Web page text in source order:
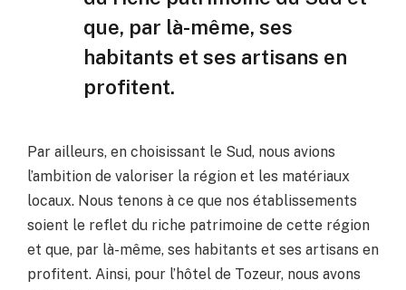
que, par là-même, ses
habitants et ses artisans en
profitent.
Par ailleurs, en choisissant le Sud, nous avions
l’ambition de valoriser la région et les matériaux
locaux. Nous tenons à ce que nos établissements
soient le reflet du riche patrimoine de cette région
et que, par là-même, ses habitants et ses artisans en
profitent. Ainsi, pour l’hôtel de Tozeur, nous avons